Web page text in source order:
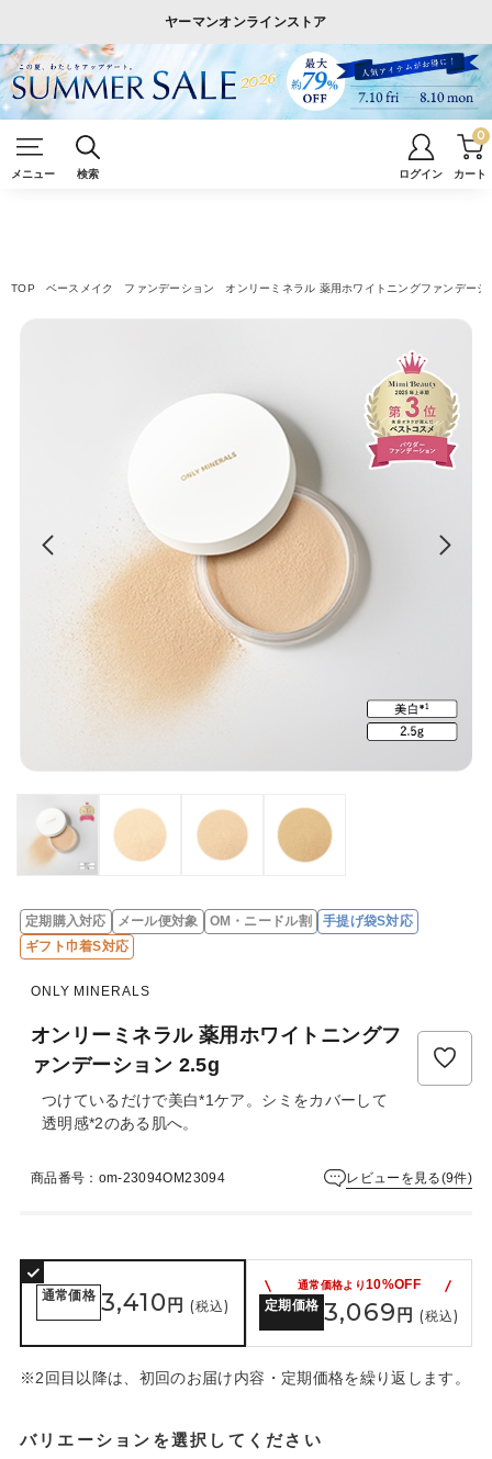
ヤーマンオンラインストア
メニュー 検索 ログイン カート
0
TOP ベースメイク ファンデーション オンリーミネラル 薬用ホワイトニングファンデー
定期購入対応 メール便対象 OM・ニードル割
手提げ袋S対応
ギフト巾着S対応
ONLY MINERALS
オンリーミネラル 薬用ホワイトニングフ
ァンデーション 2.5g
つけているだけで美白*1ケア。シミをカバーして
透明感*2のある肌へ。
商品番号：om-23094OM23094 レビューを見る(9件)
通常価格 3,410 円 (税込)
通常価格より10%OFF
定期価格 3,069 円 (税込)
※2回目以降は、初回のお届け内容・定期価格を繰り返します。
バリエーションを選択してください